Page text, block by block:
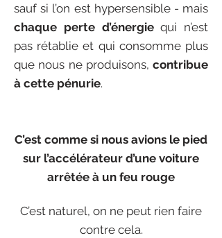
sauf si l’on est hypersensible - mais
chaque perte d’énergiequi n’est
pas rétablie et qui consomme plus
que nous ne produisons, contribue
à cette pénurie.
C’est comme si nous avions le pied
sur l’accélérateur d’une voiture
arrêtée à un feu rouge
C’est naturel, on ne peut rien faire
contre cela.